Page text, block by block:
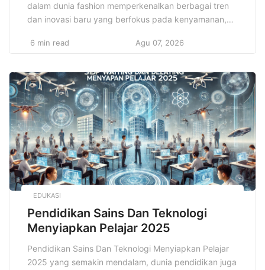
dalam dunia fashion memperkenalkan berbagai tren
dan inovasi baru yang berfokus pada kenyamanan,
luas. Namun, di tengah perubahan yang cepat dan
konsisten: outfit elegan tetap menjadi pilihan yang
tidak hanya menarik […]
6 min read Agu 07, 2026
EDUKASI
Pendidikan Sains Dan Teknologi
Menyiapkan Pelajar 2025
Pendidikan Sains Dan Teknologi Menyiapkan Pelajar
2025 yang semakin mendalam, dunia pendidikan juga